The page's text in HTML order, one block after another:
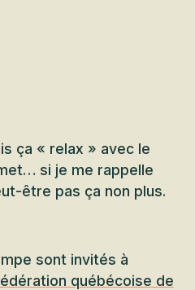
ça « relax » avec le
si je me rappelle
être pas ça non plus.
sont invités à
québécoise de